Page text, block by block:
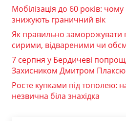
Мобілізація до 60 років: чому
знижують граничний вік
Як правильно
сирими, відвареними чи
7 серпня у Бердичеві
Захисником Дмитром
Росте купками під тополею:
незвична біла знахідка